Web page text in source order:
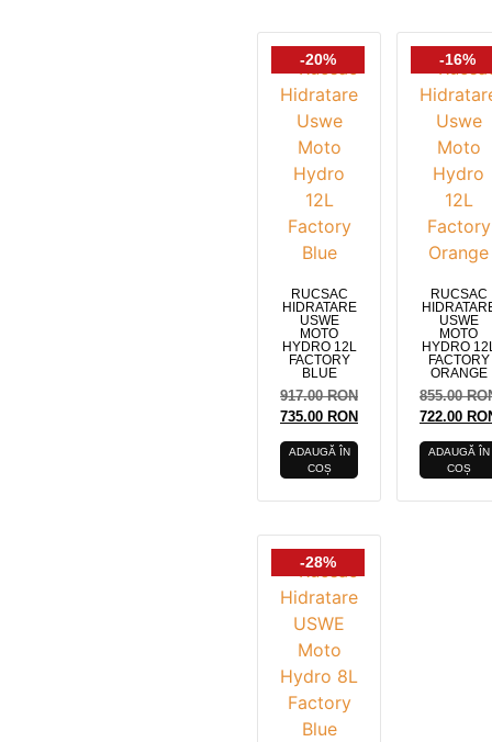
-20%
RUCSAC
HIDRATARE
USWE
MOTO
HYDRO 12L
FACTORY
BLUE
917.00RON
735.00 RON
ADAUGĂ ÎN
COȘ
-16%
RUCSAC
USWE
MOTO
HYDRO
FACTORY
ORANGE
855.00
722.00
ADAUGĂ ÎN
COȘ
-28%